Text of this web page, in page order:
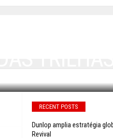
RECENT POSTS
Dunlop amplia estratégia
Revival